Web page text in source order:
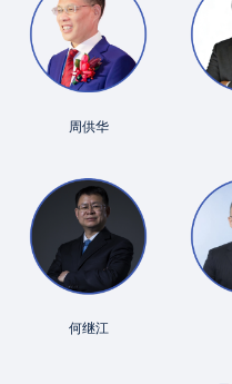
周供华
何继江